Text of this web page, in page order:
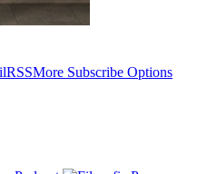
RSSMore Subscribe Options